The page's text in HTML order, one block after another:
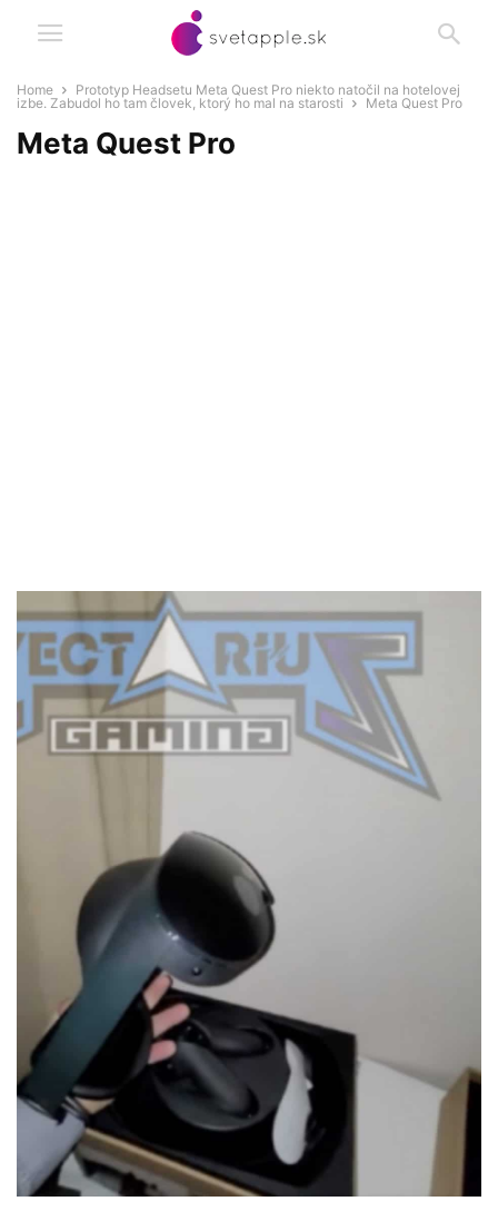
Home
Prototyp Headsetu Meta Quest Pro niekto natočil na hotelovej
izbe. Zabudol ho tam človek, ktorý ho mal na starosti
Meta Quest Pro
Meta Quest Pro